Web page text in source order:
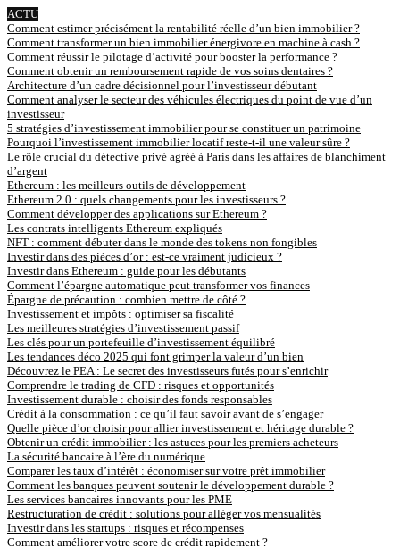
ACTU
Comment estimer précisément la rentabilité réelle d’un bien immobilier ?
Comment transformer un bien immobilier énergivore en machine à cash ?
Comment réussir le pilotage d’activité pour booster la performance ?
Comment obtenir un remboursement rapide de vos soins dentaires ?
Architecture d’un cadre décisionnel pour l’investisseur débutant
Comment analyser le secteur des véhicules électriques du point de vue d’un
investisseur
5 stratégies d’investissement immobilier pour se constituer un patrimoine
Pourquoi l’investissement immobilier locatif reste-t-il une valeur sûre ?
Le rôle crucial du détective privé agréé à Paris dans les affaires de blanchiment
d’argent
Ethereum : les meilleurs outils de développement
Ethereum 2.0 : quels changements pour les investisseurs ?
Comment développer des applications sur Ethereum ?
Les contrats intelligents Ethereum expliqués
NFT : comment débuter dans le monde des tokens non fongibles
Investir dans des pièces d’or : est-ce vraiment judicieux ?
Investir dans Ethereum : guide pour les débutants
Comment l’épargne automatique peut transformer vos finances
Épargne de précaution : combien mettre de côté ?
Investissement et impôts : optimiser sa fiscalité
Les meilleures stratégies d’investissement passif
Les clés pour un portefeuille d’investissement équilibré
Les tendances déco 2025 qui font grimper la valeur d’un bien
Découvrez le PEA : Le secret des investisseurs futés pour s’enrichir
Comprendre le trading de CFD : risques et opportunités
Investissement durable : choisir des fonds responsables
Crédit à la consommation : ce qu’il faut savoir avant de s’engager
Quelle pièce d’or choisir pour allier investissement et héritage durable ?
Obtenir un crédit immobilier : les astuces pour les premiers acheteurs
La sécurité bancaire à l’ère du numérique
Comparer les taux d’intérêt : économiser sur votre prêt immobilier
Comment les banques peuvent soutenir le développement durable ?
Les services bancaires innovants pour les PME
Restructuration de crédit : solutions pour alléger vos mensualités
Investir dans les startups : risques et récompenses
Comment améliorer votre score de crédit rapidement ?